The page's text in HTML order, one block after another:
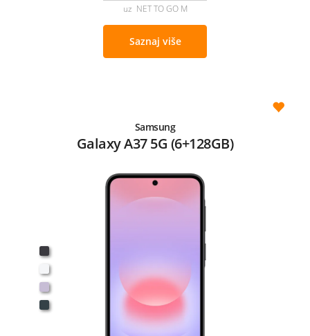
uz NET TO GO M
Saznaj više
Samsung
Galaxy A37 5G (6+128GB)